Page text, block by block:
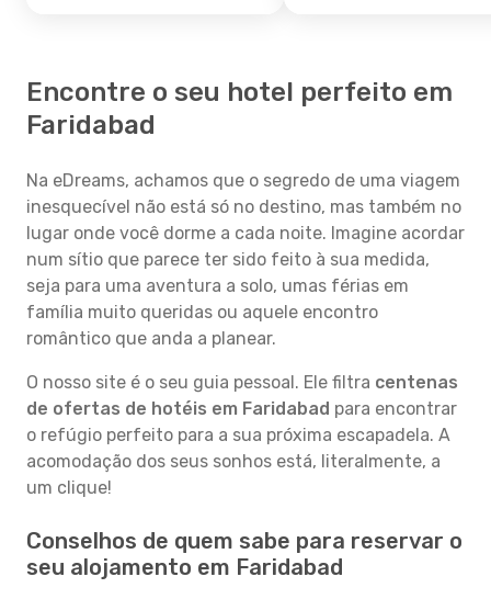
Encontre o seu hotel perfeito em
Faridabad
Na eDreams, achamos que o segredo de uma viagem
inesquecível não está só no destino, mas também no
lugar onde você dorme a cada noite. Imagine acordar
num sítio que parece ter sido feito à sua medida,
seja para uma aventura a solo, umas férias em
família muito queridas ou aquele encontro
romântico que anda a planear.
O nosso site é o seu guia pessoal. Ele filtra centenas
de ofertas de hotéis em Faridabad para encontrar
o refúgio perfeito para a sua próxima escapadela. A
acomodação dos seus sonhos está, literalmente, a
um clique!
Conselhos de quem sabe para reservar o
seu alojamento em Faridabad